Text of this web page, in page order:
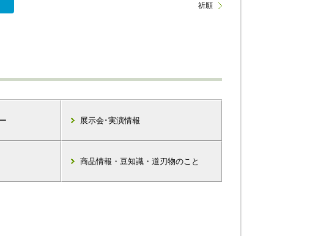
祈願
展示会･実演情報
商品情報・豆知識・道刃物のこと